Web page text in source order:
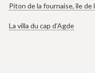
Piton de la fournaise, île de
La villa du cap d’Agde